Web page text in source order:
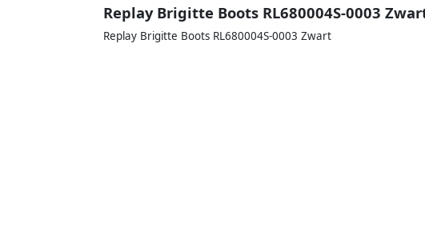
Replay Brigitte Boots RL680004S-0003
Replay Brigitte Boots RL680004S-0003 Zwart